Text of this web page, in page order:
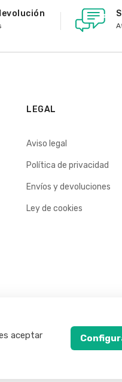
aceptar
LEGAL
Aviso legal
Política de privacidad
Envíos y devoluciones
Ley de cookies